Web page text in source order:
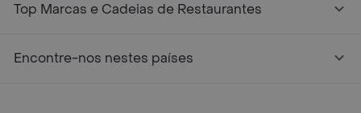
Top Marcas e Cadeias de Restaurantes
Encontre-nos nestes países